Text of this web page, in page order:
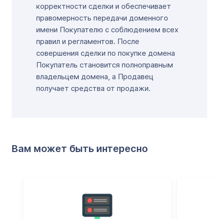
корректности сделки и обеспечивает
правомерность передачи доменного
имени Покупателю с соблюдением всех
правил и регламентов. После
совершения сделки по покупке домена
Покупатель становится полноправным
владельцем домена, а Продавец
получает средства от продажи.
Вам может быть интересно